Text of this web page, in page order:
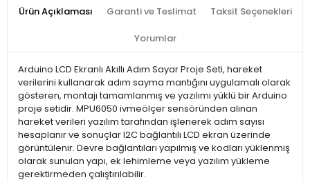
Ürün Açıklaması Garanti ve Teslimat Taksit Seçenekleri
Yorumlar
Arduino LCD Ekranlı Akıllı Adım Sayar Proje Seti, hareket
verilerini kullanarak adım sayma mantığını uygulamalı olarak
gösteren, montajı tamamlanmış ve yazılımı yüklü bir Arduino
proje setidir. MPU6050 ivmeölçer sensöründen alınan
hareket verileri yazılım tarafından işlenerek adım sayısı
hesaplanır ve sonuçlar I2C bağlantılı LCD ekran üzerinde
görüntülenir. Devre bağlantıları yapılmış ve kodları yüklenmiş
olarak sunulan yapı, ek lehimleme veya yazılım yükleme
gerektirmeden çalıştırılabilir.